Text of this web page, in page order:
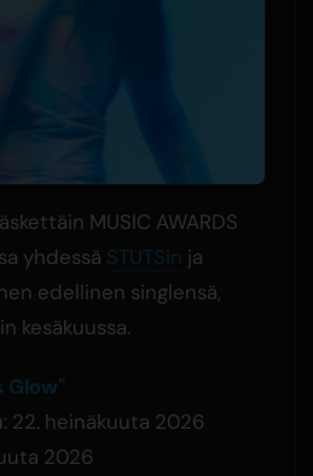
MUSIC AWARDS
yhdessä STUTSin ja
edellinen singlensä,
kesäkuussa.
Glow"
22. heinäkuuta 2026
2026